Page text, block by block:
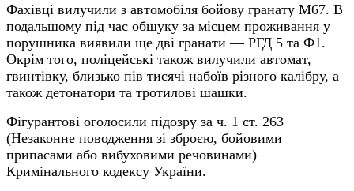
Фахівці вилучили з автомобіля бойову гранату М67. В
подальшому під час обшуку за місцем проживання у
порушника виявили ще дві гранати — РГД 5 та Ф1.
Окрім того, поліцейські також вилучили автомат,
гвинтівку, близько пів тисячі набоїв різного калібру, а
також детонатори та тротилові шашки.
Фігурантові оголосили підозру за ч. 1 ст. 263
(Незаконне поводження зі зброєю, бойовими
припасами або вибуховими речовинами)
Кримінального кодексу України.